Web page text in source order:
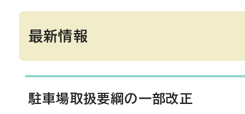
最新情報
駐車場取扱要綱の一部改正